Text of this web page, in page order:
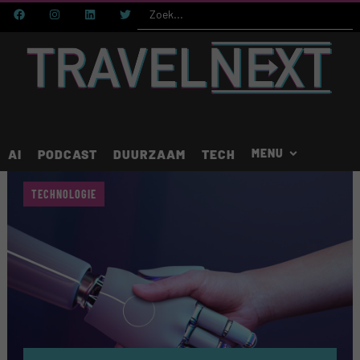
AI PODCAST DUURZAAM TECH
TECHNOLOGIE